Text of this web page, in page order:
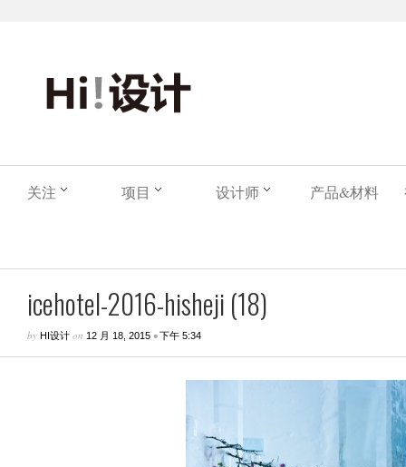
关注 项目 设计师 产品&材料
icehotel-2016-hisheji (18)
by HI设计 on 12 月 18, 2015 •下午 5:34